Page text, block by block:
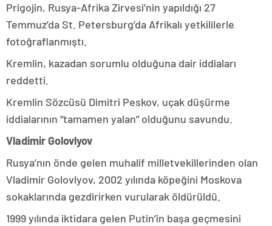
Prigojin, Rusya-Afrika Zirvesi’nin yapıldığı 27
Temmuz’da St. Petersburg’da Afrikalı yetkililerle
fotoğraflanmıştı.
Kremlin, kazadan sorumlu olduğuna dair iddiaları
reddetti.
Kremlin Sözcüsü Dimitri Peskov, uçak düşürme
iddialarının “tamamen yalan” olduğunu savundu.
Vladimir Golovlyov
Rusya’nın önde gelen muhalif milletvekillerinden olan
Vladimir Golovlyov, 2002 yılında köpeğini Moskova
sokaklarında gezdirirken vurularak öldürüldü.
1999 yılında iktidara gelen Putin’in başa geçmesini